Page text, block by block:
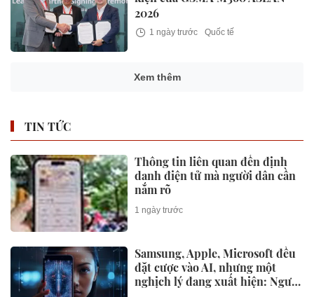
2026
1 ngày trước Quốc tế
Xem thêm
TIN TỨC
Thông tin liên quan đến định
danh điện tử mà người dân cần
nắm rõ
1 ngày trước
Samsung, Apple, Microsoft đều
đặt cược vào AI, nhưng một
nghịch lý đang xuất hiện: Người